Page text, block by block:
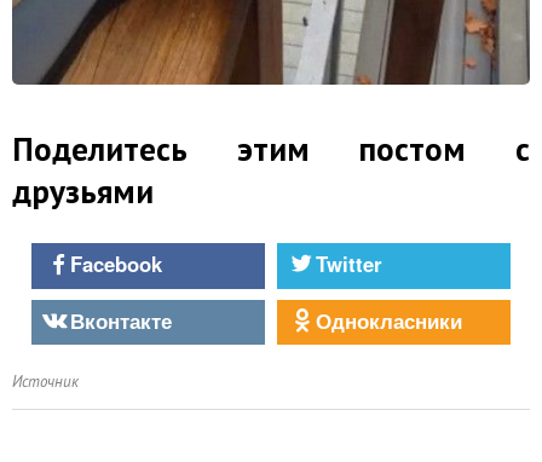
Поделитесь этим постом с
друзьями
Facebook
Twitter
Вконтакте
Однокласники
Источник